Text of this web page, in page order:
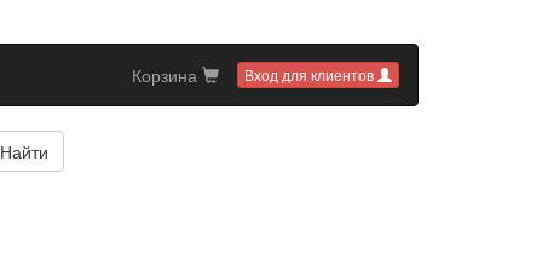
Вход для клиентов
Корзина
Найти